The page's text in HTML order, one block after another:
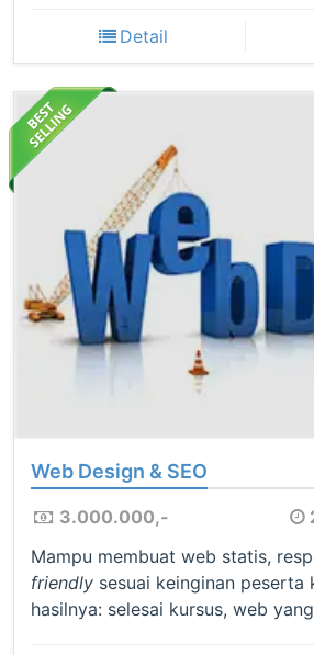
Detail
Web Design & SEO
3.000.000,-
Mampu membuat web statis,
friendly sesuai keinginan peserta
hasilnya: selesai kursus, web